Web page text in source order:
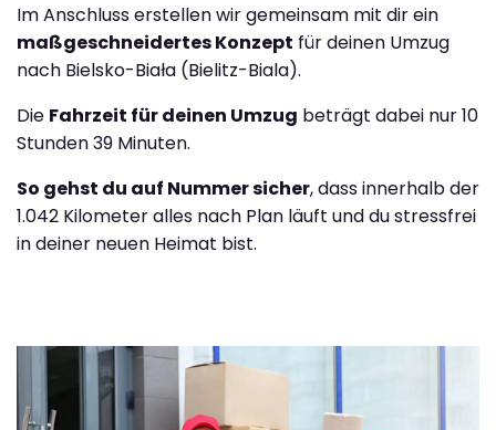
Im Anschluss erstellen wir gemeinsam mit dir ein
maßgeschneidertes Konzept für deinen Umzug
nach Bielsko-Biała (Bielitz-Biala).
Die Fahrzeit für deinen Umzug beträgt dabei nur 10
Stunden 39 Minuten.
So gehst du auf Nummer sicher, dass innerhalb der
1.042 Kilometer alles nach Plan läuft und du stressfrei
in deiner neuen Heimat bist.